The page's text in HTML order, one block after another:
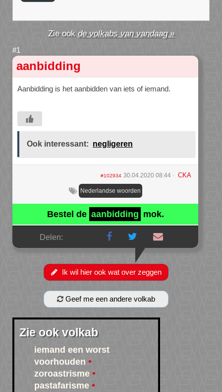
de volkabs van vandaag »
aanbidding
Aanbidding is het aanbidden van iets of iemand.
Ook interessant: negligeren
#102934 30.04.2020 08:44 CKA
Nederlandse woorden
Bestel de aanbidding mok.
Delen:
Ik wil hier ook wat over zeggen
Geef me een andere volkab
Zie ook volkab
iemand een worst
voorhouden
zoroastrisme
pastafarisme